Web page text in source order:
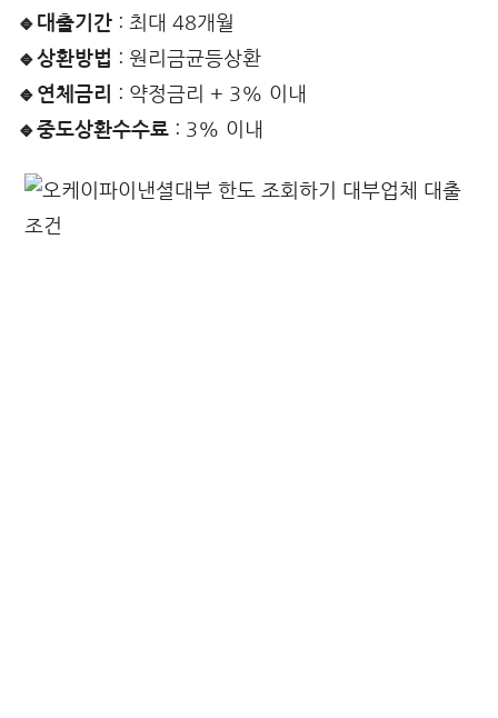
🔹대출기간 : 최대 48개월
🔹상환방법 : 원리금균등상환
🔹연체금리
: 약정금리 + 3% 이내
🔹중도상환수수료 : 3% 이내